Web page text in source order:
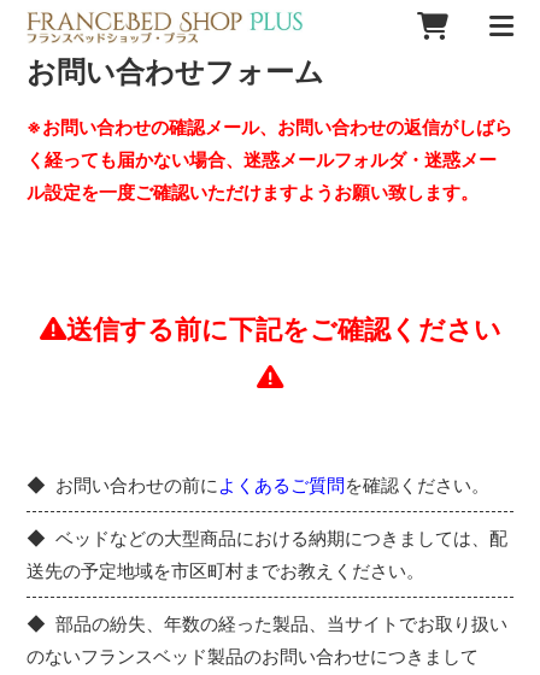
お問い合わせフォーム
※お問い合わせの確認メール、お問い合わせの返信がしばら
く経っても届かない場合、迷惑メールフォルダ・迷惑メー
ル設定を一度ご確認いただけますようお願い致します。
送信する前に下記をご確認ください
お問い合わせの前に よくあるご質問を確認ください。
ベッドなどの大型商品における納期につきましては、配
送先の予定地域を市区町村までお教えください。
部品の紛失、年数の経った製品、当サイトでお取り扱い
のないフランスベッド製品のお問い合わせにつきまして